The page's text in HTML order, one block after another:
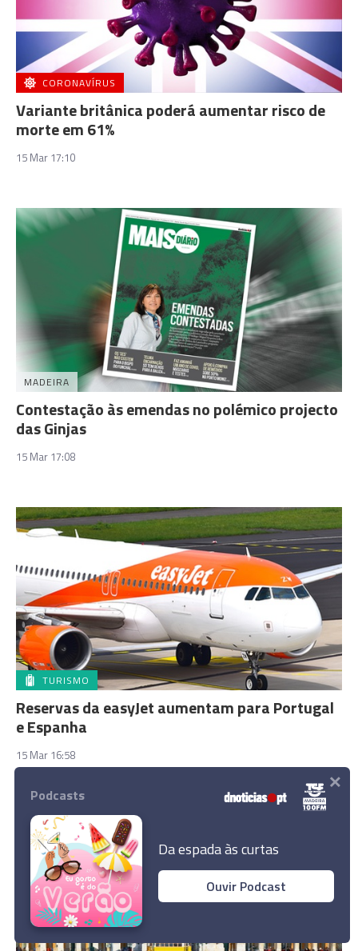
CORONAVÍRUS
Variante britânica poderá aumentar risco de
morte em 61%
15 Mar 17:10
MADEIRA
Contestação às emendas no polémico projecto
das Ginjas
15 Mar 17:08
TURISMO
Reservas da easyJet aumentam para Portugal
e Espanha
15 Mar 16:58
Podcasts
Da espada às curtas
Ouvir Podcast
×